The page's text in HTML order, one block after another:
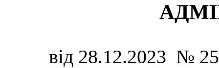
від 28.12.2023 №